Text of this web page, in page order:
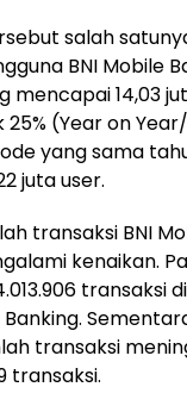
salah
BNI Mobile
mencapai 14,03
(Year on
yang sama
juta user.
transaksi BNI
kenaikan.
transaksi
Banking.
transaksi
transaksi.